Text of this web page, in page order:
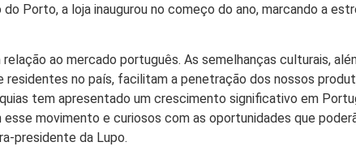
do Porto, a loja inaugurou no começo do ano, marcando a
ao mercado português. As semelhanças culturais,
residentes no país, facilitam a penetração dos nossos
tem apresentado um crescimento significativo em
movimento e curiosos com as oportunidades que
presidente da Lupo.